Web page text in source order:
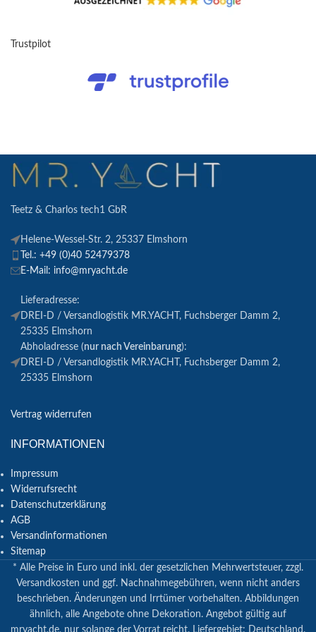
Trustpilot
Teetz & Charlos tech1 GbR
Helene-Wessel-Str. 2, 25337 Elmshorn
Tel.: +49 (0)40 52479378
E-Mail: info@mryacht.de
Lieferadresse:
DREI-D / Versandlogistik MR.YACHT, Fuchsberger Damm 2,
25335 Elmshorn
Abholadresse (nur nach Vereinbarung):
DREI-D / Versandlogistik MR.YACHT, Fuchsberger Damm 2,
25335 Elmshorn
Vertrag widerrufen
INFORMATIONEN
Impressum
Widerrufsrecht
Datenschutzerklärung
AGB
Versandinformationen
Sitemap
* Alle Preise in Euro und inkl. der gesetzlichen Mehrwertsteuer, zzgl.
Versandkosten und ggf. Nachnahmegebühren, wenn nicht anders
beschrieben. Änderungen und Irrtümer vorbehalten. Abbildungen
ähnlich, alle Angebote ohne Dekoration. Angebot gültig auf